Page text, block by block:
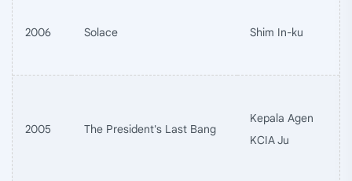
2006 Solace Shim In-ku
2005 The President's Last Bang
Kepala Agen
KCIA Ju